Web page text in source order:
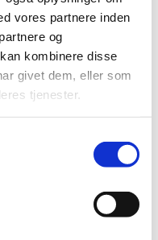
vores partnere inden
og
kombinere disse
givet dem, eller som
tjenester.